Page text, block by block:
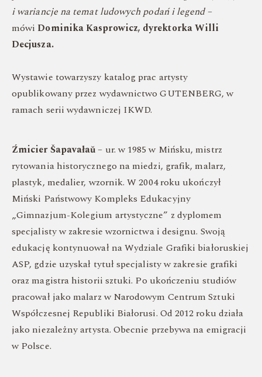
i wariancje na temat ludowych podań i legend–
mówi Dominika Kasprowicz, dyrektorka Willi
Decjusza.
Wystawie towarzyszy katalog prac artysty
opublikowany przez wydawnictwo GUTENBERG, w
ramach serii wydawniczej IKWD.
Źmicier Šapavałaŭ– ur. w 1985 w Mińsku, mistrz
rytowania historycznego na miedzi, grafik, malarz,
plastyk, medalier, wzornik. W 2004 roku ukończył
Miński Państwowy Kompleks Edukacyjny
„Gimnazjum-Kolegium artystyczne” z dyplomem
specjalisty w zakresie wzornictwa i designu. Swoją
edukację kontynuował na Wydziale Grafiki białoruskiej
ASP, gdzie uzyskał tytuł specjalisty w zakresie grafiki
oraz magistra historii sztuki. Po ukończeniu studiów
pracował jako malarz w Narodowym Centrum Sztuki
Współczesnej Republiki Białorusi. Od 2012 roku działa
jako niezależny artysta. Obecnie przebywa na emigracji
w Polsce.